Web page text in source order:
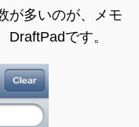
が多いのが、メモ
です。